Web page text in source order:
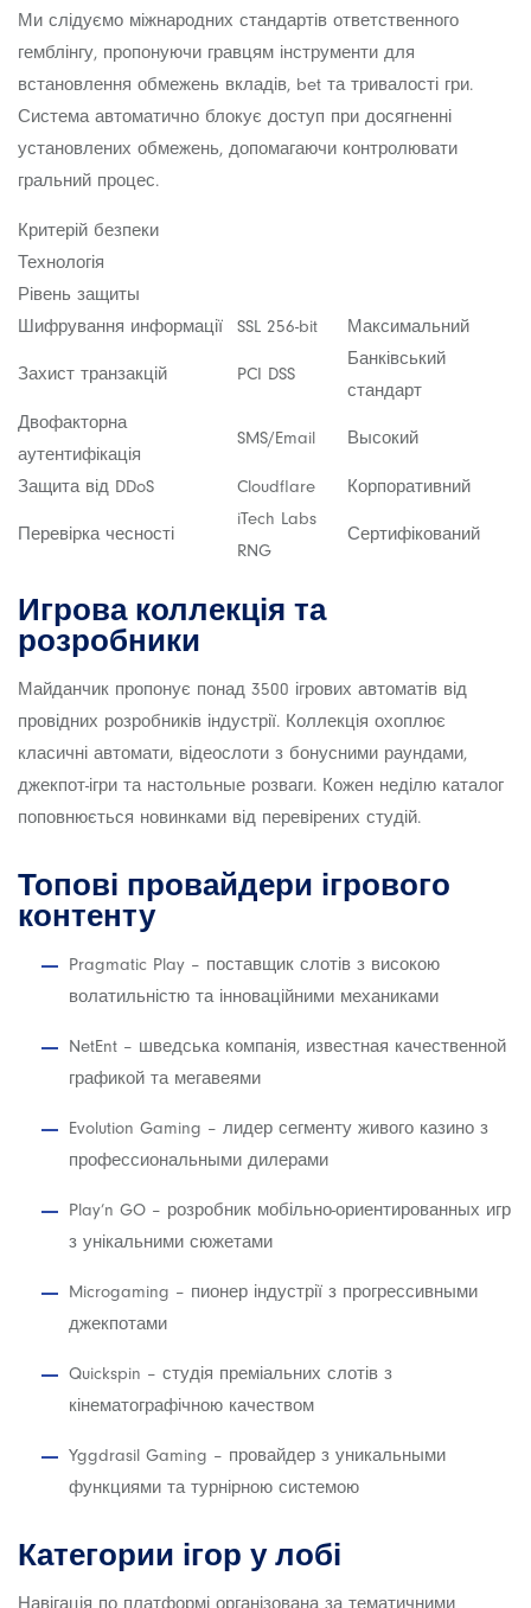
Ми слідуємо міжнародних стандартів ответственного
гемблінгу, пропонуючи гравцям інструменти для
встановлення обмежень вкладів, bet та тривалості гри.
Система автоматично блокує доступ при досягненні
установлених обмежень, допомагаючи контролювати
гральний процес.
Критерій безпеки
Технологія
Рівень защиты
Шифрування информації
SSL 256-bit Максимальний
Захист транзакцій PCI DSS
Банківський
стандарт
Двофакторна
аутентифікація
SMS/Email Высокий
Защита від DDoS Cloudflare Корпоративний
Перевірка чесності
iTech Labs
RNG
Сертифікований
Игрова коллекція та
розробники
Майданчик пропонує понад 3500 ігрових автоматів від
провідних розробників індустрії. Коллекція охоплює
класичні автомати, відеослоти з бонусними раундами,
джекпот-ігри та настольные розваги. Кожен неділю каталог
поповнюється новинками від перевірених студій.
Топові провайдери ігрового
контенту
Pragmatic Play – поставщик слотів з високою
волатильністю та інноваційними механиками
NetEnt – шведська компанія, известная качественной
графикой та мегавеями
Evolution Gaming – лидер сегменту живого казино з
профессиональными дилерами
Play’n GO – розробник мобільно-ориентированных игр
з унікальними сюжетами
Microgaming – пионер індустрії з прогрессивными
джекпотами
Quickspin – студія преміальних слотів з
кінематографічною качеством
Yggdrasil Gaming – провайдер з уникальными
функциями та турнірною системою
Категории ігор у лобі
Навігація по платформі організована за тематичними